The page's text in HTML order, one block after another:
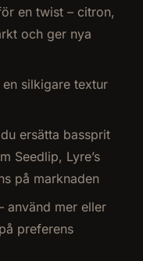
en twist – citron,
och ger nya
silkigare textur
ersätta bassprit
Seedlip, Lyre’s
på marknaden
använd mer eller
preferens